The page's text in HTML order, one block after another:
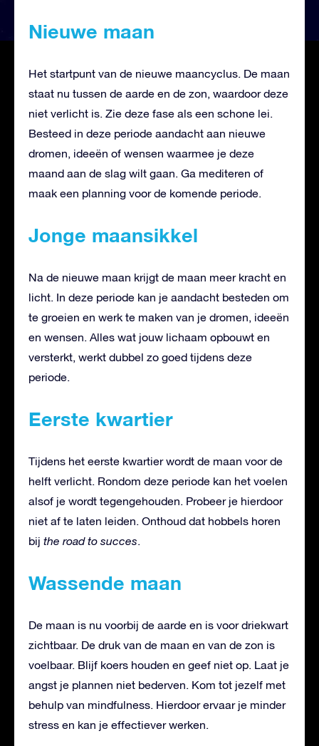
Nieuwe maan
Het startpunt van de nieuwe maancyclus. De maan
staat nu tussen de aarde en de zon, waardoor deze
niet verlicht is. Zie deze fase als een schone lei.
Besteed in deze periode aandacht aan nieuwe
dromen, ideeën of wensen waarmee je deze
maand aan de slag wilt gaan. Ga mediteren of
maak een planning voor de komende periode.
Jonge maansikkel
Na de nieuwe maan krijgt de maan meer kracht en
licht. In deze periode kan je aandacht besteden om
te groeien en werk te maken van je dromen, ideeën
en wensen. Alles wat jouw lichaam opbouwt en
versterkt, werkt dubbel zo goed tijdens deze
periode.
Eerste kwartier
Tijdens het eerste kwartier wordt de maan voor de
helft verlicht. Rondom deze periode kan het voelen
alsof je wordt tegengehouden. Probeer je hierdoor
niet af te laten leiden. Onthoud dat hobbels horen
bij the road to succes.
Wassende maan
De maan is nu voorbij de aarde en is voor driekwart
zichtbaar. De druk van de maan en van de zon is
voelbaar. Blijf koers houden en geef niet op. Laat je
angst je plannen niet bederven. Kom tot jezelf met
behulp van mindfulness. Hierdoor ervaar je minder
stress en kan je effectiever werken.